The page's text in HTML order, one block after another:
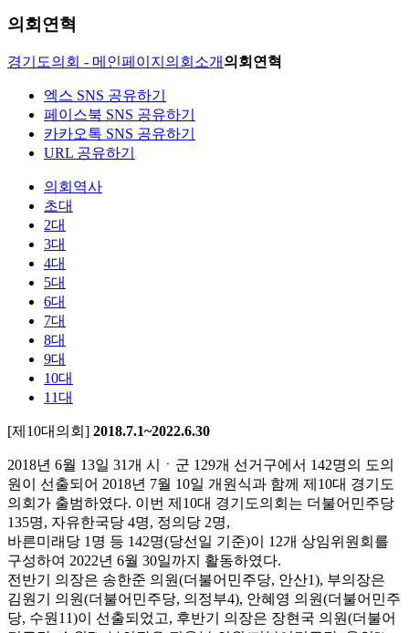
의회연혁
경기도의회 - 메인페이지 의회소개 의회연혁
엑스 SNS 공유하기
페이스북 SNS 공유하기
카카오톡 SNS 공유하기
URL 공유하기
의회역사
초대
2대
3대
4대
5대
6대
7대
8대
9대
10대
11대
[제10대의회] 2018.7.1~2022.6.30
2018년 6월 13일 31개 시ㆍ군 129개 선거구에서 142명의 도의
원이 선출되어 2018년 7월 10일 개원식과 함께 제10대 경기도
의회가 출범하였다. 이번 제10대 경기도의회는 더불어민주당
135명, 자유한국당 4명, 정의당 2명,
바른미래당 1명 등 142명(당선일 기준)이 12개 상임위원회를
구성하여 2022년 6월 30일까지 활동하였다.
전반기 의장은 송한준 의원(더불어민주당, 안산1), 부의장은
김원기 의원(더불어민주당, 의정부4), 안혜영 의원(더불어민주
당, 수원11)이 선출되었고, 후반기 의장은 장현국 의원(더불어